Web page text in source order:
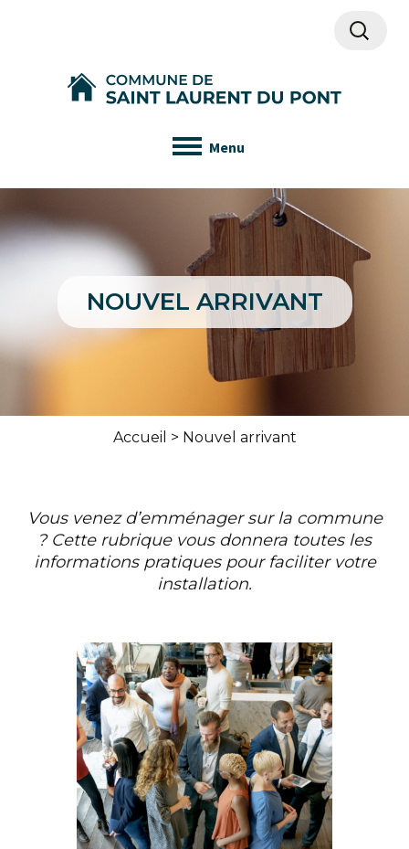
Menu
NOUVEL ARRIVANT
Accueil > Nouvel arrivant
Vous venez d’emménager sur la commune
? Cette rubrique vous donnera toutes les
informations pratiques pour faciliter votre
installation.